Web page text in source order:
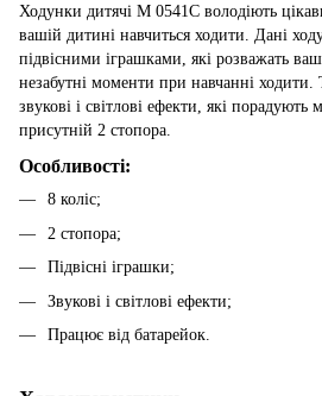
Ходунки дитячі M 0541C володіють
вашій дитині навчиться ходити. Дані
підвісними іграшками, які розважать
незабутні моменти при навчанні ходити.
звукові і світлові ефекти, які
присутній 2 стопора.
Особливості:
8 коліс;
2 стопора;
Підвісні іграшки;
Звукові і світлові ефекти;
Працює від батарейок.